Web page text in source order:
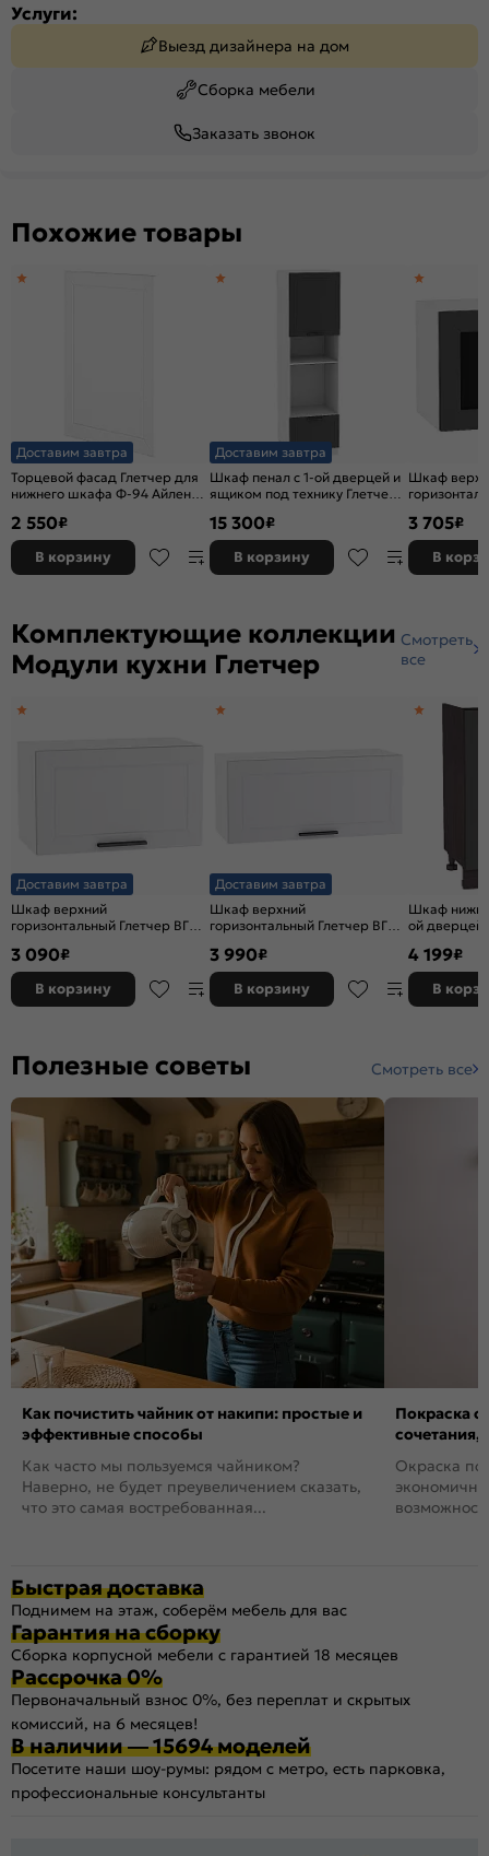
Услуги:
Выезд дизайнера на дом
Сборка мебели
Заказать звонок
Похожие товары
Доставим завтра
Торцевой фасад Глетчер для
нижнего шкафа Ф-94 Айленд
2 550₽
В корзину
Доставим завтра
Шкаф пенал с 1-ой дверцей и
ящиком под технику Глетчер
2336*600*574
15 300₽
В корзину
Шкаф
358*500*318
3 705₽
В
Комплектующие коллекции
Модули кухни Глетчер
Смотреть
все
Доставим завтра
Шкаф верхний
горизонтальный Глетчер ВГ
3 090₽
В корзину
Доставим завтра
Шкаф верхний
горизонтальный Глетчер ВГ
3 990₽
В корзину
Шкаф
ой дверцей
4 199₽
В
Полезные советы Смотреть все
Как почистить чайник от накипи: простые и
эффективные способы
Как часто мы пользуемся чайником?
Наверно, не будет преувеличением сказать,
что это самая востребованная...
Покраска
сочетания,
Окраска
Быстрая доставка
Поднимем на этаж, соберём мебель для вас
Гарантия на сборку
Сборка корпусной мебели с гарантией 18 месяцев
Рассрочка 0%
Первоначальный взнос 0%, без переплат и скрытых
комиссий, на 6 месяцев!
В наличии — 15694 моделей
Посетите наши шоу-румы: рядом с метро, есть парковка,
профессиональные консультанты